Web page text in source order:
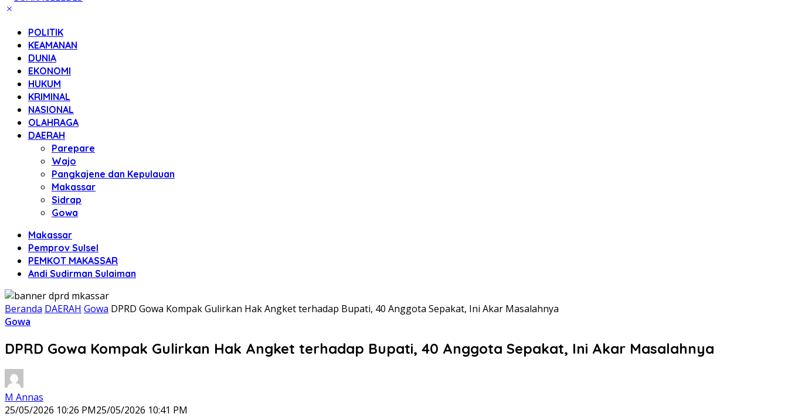
POLITIK
KEAMANAN
DUNIA
EKONOMI
HUKUM
KRIMINAL
NASIONAL
OLAHRAGA
DAERAH
Parepare
Wajo
Pangkajene dan Kepulauan
Makassar
Sidrap
Gowa
Makassar
Pemprov Sulsel
PEMKOT MAKASSAR
Andi Sudirman Sulaiman
Beranda DAERAH Gowa DPRD Gowa Kompak Gulirkan Hak Angket terhadap Bupati, 40 Anggota Sepakat, Ini Akar Masalahnya
Gowa
DPRD Gowa Kompak Gulirkan Hak Angket terhadap Bupati, 40 Anggota Sepakat, Ini Akar Masalahnya
M Annas
25/05/2026 10:26 PM25/05/2026 10:41 PM